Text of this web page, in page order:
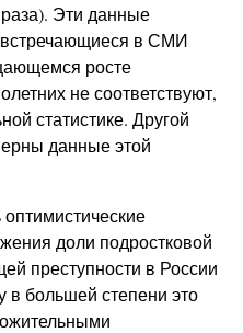
Эти данные
встречающиеся в СМИ
росте
не соответствуют,
статистике. Другой
данные этой
доли подростковой
преступности в России
в большей степени это